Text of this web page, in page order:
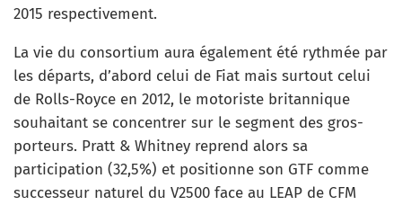
2015 respectivement.
La vie du consortium aura également été rythmée par
les départs, d’abord celui de Fiat mais surtout celui
de Rolls-Royce en 2012, le motoriste britannique
souhaitant se concentrer sur le segment des gros-
porteurs. Pratt & Whitney reprend alors sa
participation (32,5%) et positionne son GTF comme
successeur naturel du V2500 face au LEAP de CFM